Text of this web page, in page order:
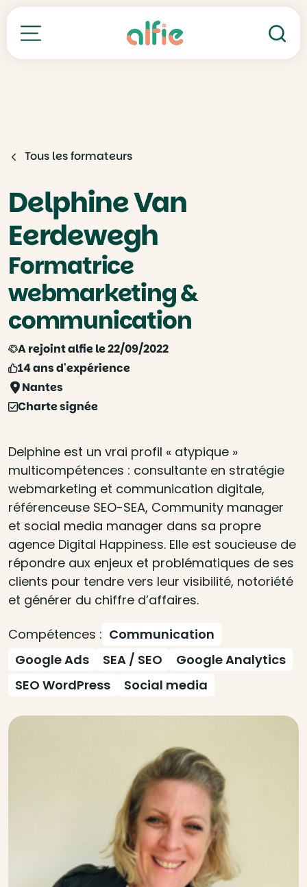
Toutes nos formations
Tous les formateurs
Delphine Van
Eerdewegh
Formatrice
webmarketing &
communication
A rejoint alfie le 22/09/2022
14 ans d'expérience
Nantes
Charte signée
Delphine est un vrai profil « atypique »
multicompétences : consultante en stratégie
webmarketing et communication digitale,
référenceuse SEO-SEA, Community manager
et social media manager dans sa propre
agence Digital Happiness. Elle est soucieuse de
répondre aux enjeux et problématiques de ses
clients pour tendre vers leur visibilité, notoriété
et générer du chiffre d’affaires.
Compétences : Communication
Google Ads
SEA / SEO
Google Analytics
SEO WordPress
Social media